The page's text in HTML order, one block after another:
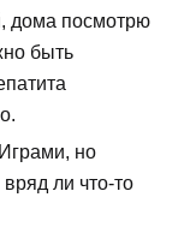
дома посмотрю
быть
но
ли что-то